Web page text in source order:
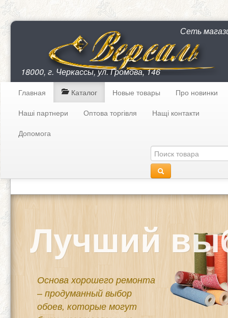
Сеть
18000, г. Черкассы, ул. Громова, 146
Главная Каталог Новые товары
Про новинки
Наші партнери
Оптова торгівля
Нащі контакти
Допомога